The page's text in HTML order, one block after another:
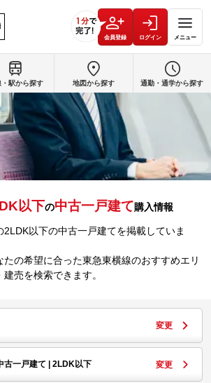
会員登録 ログイン メニュー
以下の中古一戸建て購入情報
以下の中古一戸建てを掲載していま
の希望に合った東急東横線のおすすめエリ
売を検索できます。
変更
古一戸建て | 2LDK以下 変更
・駅から探す 地図から探す 通勤・通学から探す